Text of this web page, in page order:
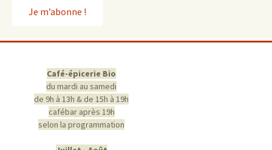
Café-épicerie Bio
du mardi au samedi
de 9h à 13h & de 15h à 19h
cafébar après 19h
selon la programmation